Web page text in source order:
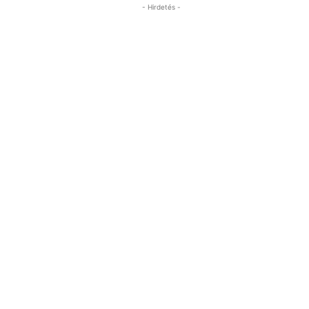
- Hirdetés -